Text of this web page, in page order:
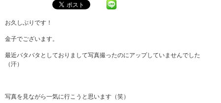
お久しぶりです！
金子でございます。
最近バタバタとしておりまして写真撮ったのにアップしていませんでした
（汗）
写真を見ながら一気に行こうと思います（笑）